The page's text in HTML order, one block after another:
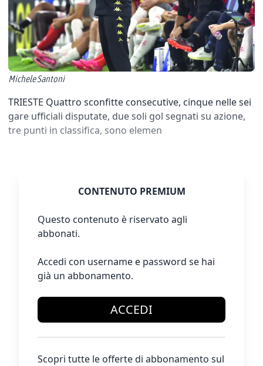
Michele Santoni
TRIESTE Quattro sconfitte consecutive, cinque nelle sei
gare ufficiali disputate, due soli gol segnati su azione,
tre punti in classifica, sono elemen
CONTENUTO PREMIUM
Questo contenuto è riservato agli
abbonati.
Accedi con username e password se hai
già un abbonamento.
ACCEDI
Scopri tutte le offerte di abbonamento sul